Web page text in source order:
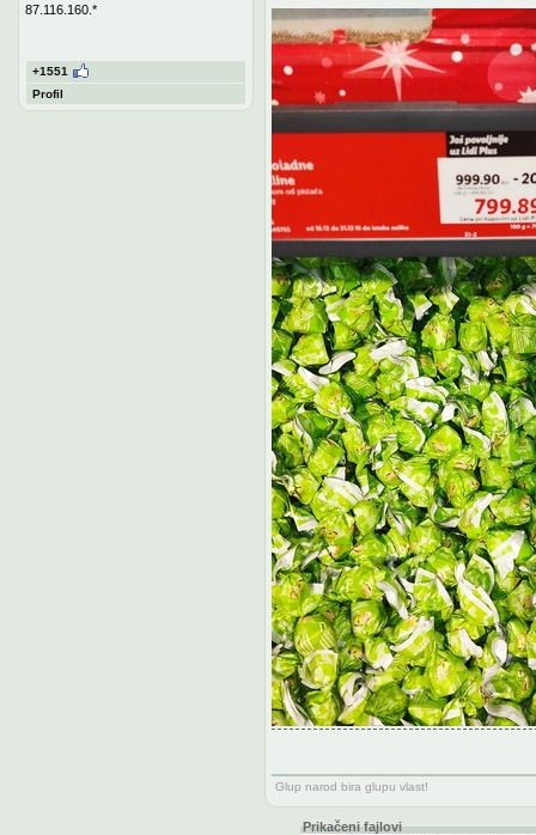
87.116.160.*
+1551
Profil
Glup narod bira glupu vlast!
Prikačeni fajlovi